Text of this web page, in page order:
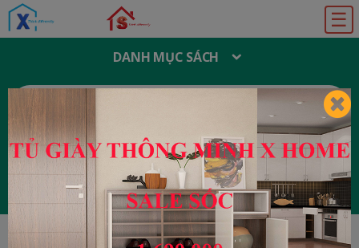
☰
DANH MỤC SÁCH
T
M
I
M
Đăng ký Đăng nhập
HOME Marketing - Bán hàng
Điều Gì Khiến